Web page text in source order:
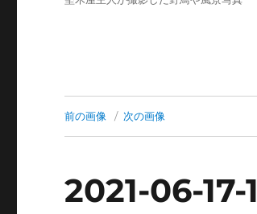
前の画像 次の画像
2021-06-17-1